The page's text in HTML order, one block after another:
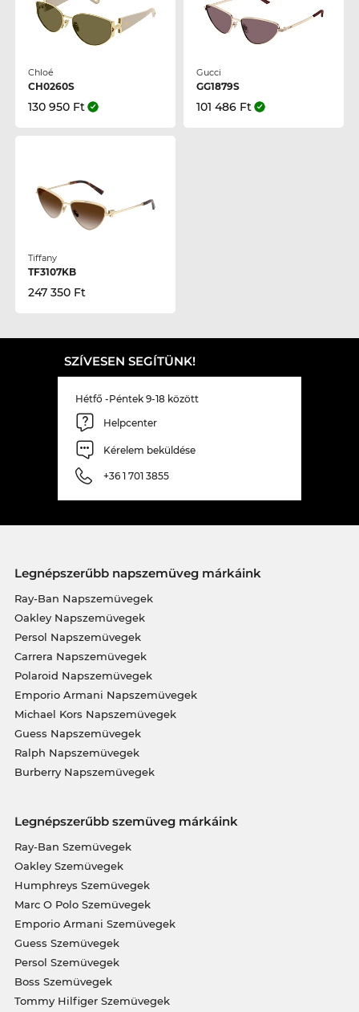
Chloé
CH0260S
130 950 Ft
Gucci
GG1879S
101 486 Ft
Tiffany
TF3107KB
247 350 Ft
SZÍVESEN SEGÍTÜNK!
Hétfő -Péntek 9-18 között
Helpcenter
Kérelem beküldése
+36 1 701 3855
Legnépszerűbb napszemüveg márkáink
Ray-Ban Napszemüvegek
Oakley Napszemüvegek
Persol Napszemüvegek
Carrera Napszemüvegek
Polaroid Napszemüvegek
Emporio Armani Napszemüvegek
Michael Kors Napszemüvegek
Guess Napszemüvegek
Ralph Napszemüvegek
Burberry Napszemüvegek
Legnépszerűbb szemüveg márkáink
Ray-Ban Szemüvegek
Oakley Szemüvegek
Humphreys Szemüvegek
Marc O Polo Szemüvegek
Emporio Armani Szemüvegek
Guess Szemüvegek
Persol Szemüvegek
Boss Szemüvegek
Tommy Hilfiger Szemüvegek